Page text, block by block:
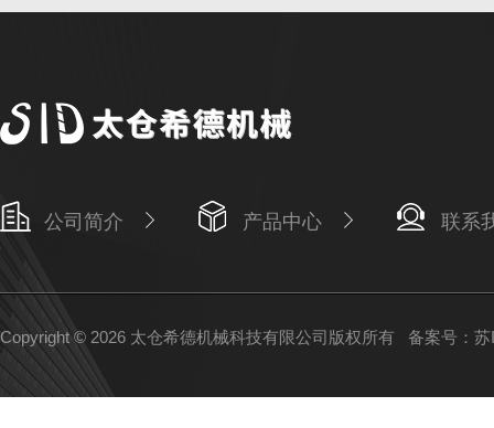
公司简介 产品中心 联系
Copyright © 2026 太仓希德机械科技有限公司版权所有 备案号：